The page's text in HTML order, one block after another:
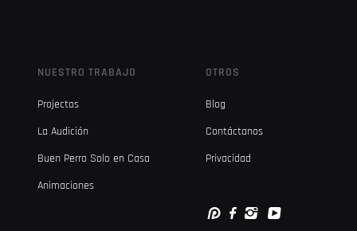
NUESTRO TRABAJO
Projectos
La Audición
Buen Perro Solo en Casa
Animaciones
OTROS
Blog
Contáctanos
Privacidad